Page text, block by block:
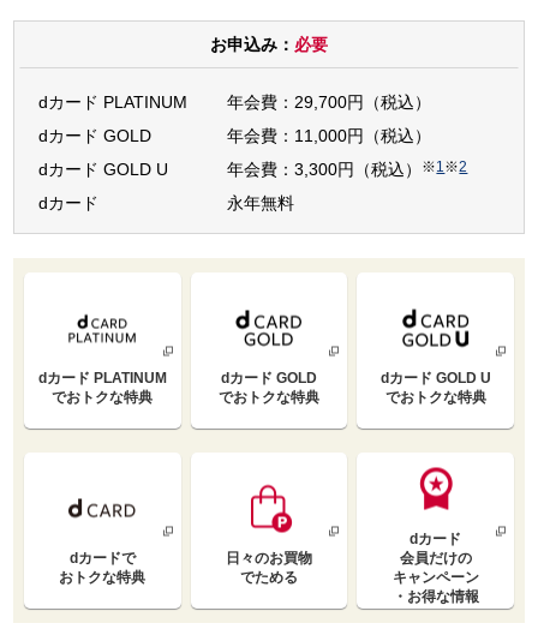
お申込み： 必要
dカード PLATINUM
年会費：29,700円（税込）
dカード GOLD
年会費：11,000円（税込）
dカード GOLD U
年会費：3,300円（税込） ※1※2
dカード 永年無料
dカード PLATINUM
でおトクな特典
dカード GOLD
でおトクな特典
dカード GOLD U
でおトクな特典
dカードで
おトクな特典
日々のお買物
でためる
dカード
会員だけの
キャンペーン
・お得な情報